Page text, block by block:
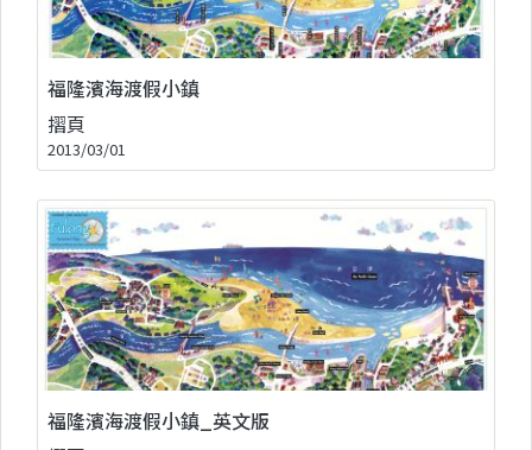
福隆濱海渡假小鎮
摺頁
2013/03/01
福隆濱海渡假小鎮_英文版